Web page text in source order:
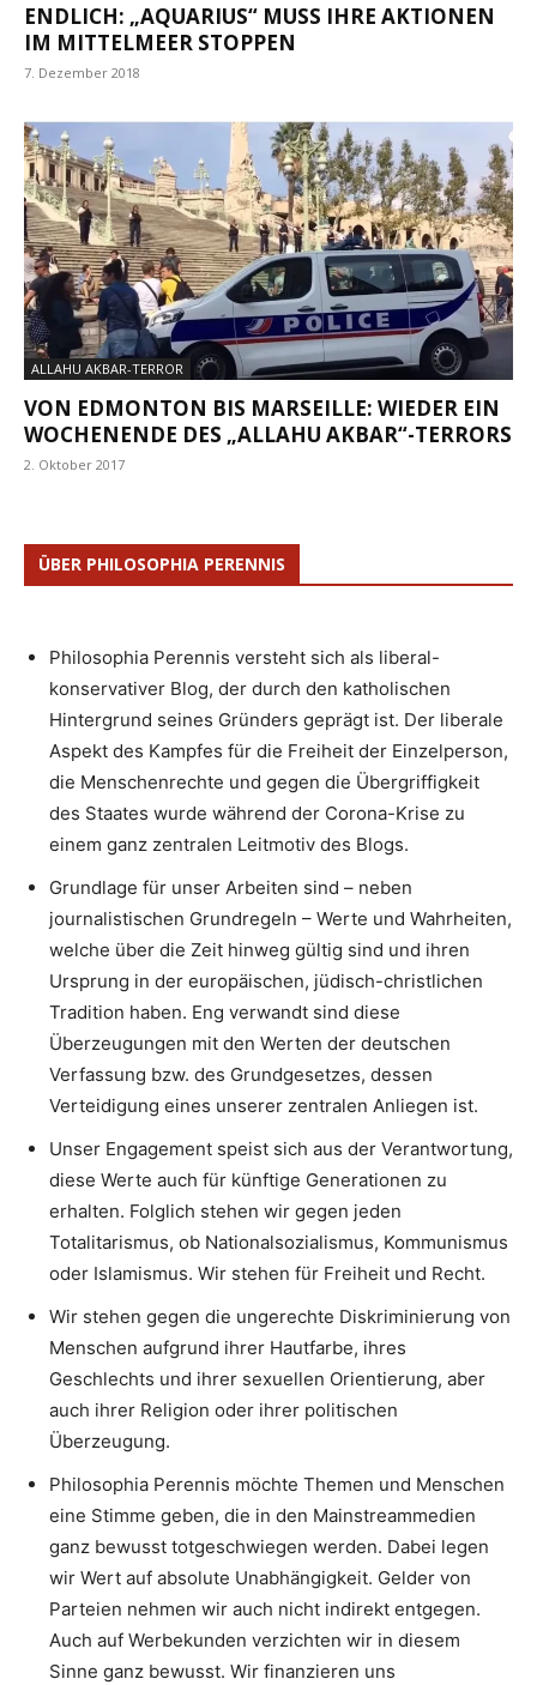
ENDLICH: „AQUARIUS“ MUSS IHRE AKTIONEN
IM MITTELMEER STOPPEN
7. Dezember 2018
ALLAHU AKBAR-TERROR
VON EDMONTON BIS MARSEILLE: WIEDER EIN
WOCHENENDE DES „ALLAHU AKBAR“-TERRORS
2. Oktober 2017
ÜBER PHILOSOPHIA PERENNIS
Philosophia Perennis versteht sich als liberal-
konservativer Blog, der durch den katholischen
Hintergrund seines Gründers geprägt ist. Der liberale
Aspekt des Kampfes für die Freiheit der Einzelperson,
die Menschenrechte und gegen die Übergriffigkeit
des Staates wurde während der Corona-Krise zu
einem ganz zentralen Leitmotiv des Blogs.
Grundlage für unser Arbeiten sind – neben
journalistischen Grundregeln – Werte und Wahrheiten,
welche über die Zeit hinweg gültig sind und ihren
Ursprung in der europäischen, jüdisch-christlichen
Tradition haben. Eng verwandt sind diese
Überzeugungen mit den Werten der deutschen
Verfassung bzw. des Grundgesetzes, dessen
Verteidigung eines unserer zentralen Anliegen ist.
Unser Engagement speist sich aus der Verantwortung,
diese Werte auch für künftige Generationen zu
erhalten. Folglich stehen wir gegen jeden
Totalitarismus, ob Nationalsozialismus, Kommunismus
oder Islamismus. Wir stehen für Freiheit und Recht.
Wir stehen gegen die ungerechte Diskriminierung von
Menschen aufgrund ihrer Hautfarbe, ihres
Geschlechts und ihrer sexuellen Orientierung, aber
auch ihrer Religion oder ihrer politischen
Überzeugung.
Philosophia Perennis möchte Themen und Menschen
eine Stimme geben, die in den Mainstreammedien
ganz bewusst totgeschwiegen werden. Dabei legen
wir Wert auf absolute Unabhängigkeit. Gelder von
Parteien nehmen wir auch nicht indirekt entgegen.
Auch auf Werbekunden verzichten wir in diesem
Sinne ganz bewusst. Wir finanzieren uns